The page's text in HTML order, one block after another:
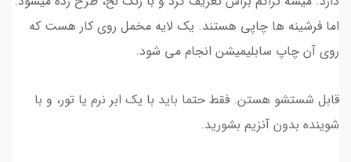
اما فرشینه ها چاپی هستند. یک لایه مخمل روی کار هست که
روی آن چاپ سابلیمیشن انجام می شود.
قابل شستشو هستن. فقط حتما باید با یک ابر نرم یا تور، و با
شوینده بدون آنزیم بشورید.